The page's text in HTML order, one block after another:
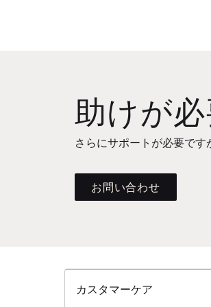
助けが
さらにサポートが必要です
お問い合わせ
カスタマーケア